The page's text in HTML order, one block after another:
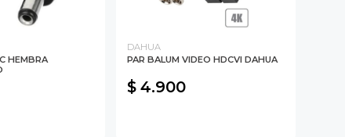
HEMBRA
DAHUA
PAR BALUM VIDEO HDCVI DAHUA
$ 4.900